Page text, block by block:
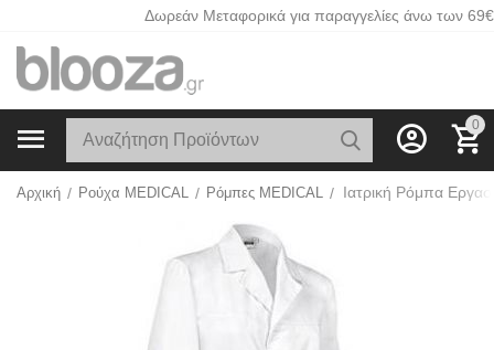
Δωρεάν Μεταφορικά για παραγγελίες άνω των 69€
0
Αρχική / Ρούχα MEDICAL / Ρόμπες MEDICAL /